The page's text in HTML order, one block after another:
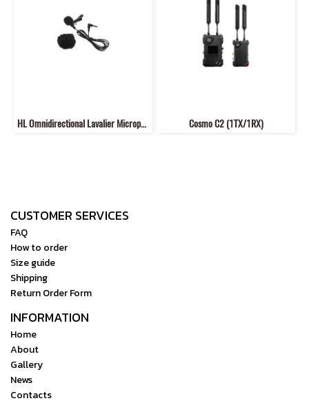
HL Omnidirectional Lavalier Microphone Cosmo C2 (1TX/1RX)
CUSTOMER SERVICES
FAQ
How to order
Size guide
Shipping
Return Order Form
INFORMATION
Home
About
Gallery
News
Contacts